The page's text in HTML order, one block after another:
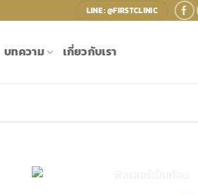
LINE : @FIRSTCLINIC
บทความ เกี่ยวกับเรา